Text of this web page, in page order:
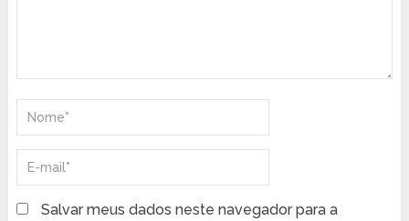
Salvar meus dados neste navegador para a